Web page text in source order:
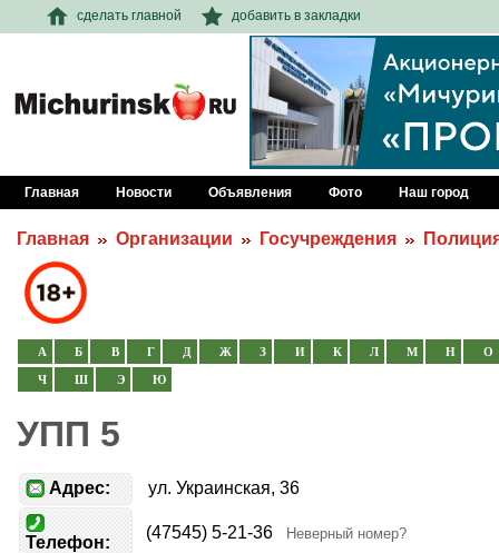
сделать главной добавить в закладки
Главная Новости Объявления Фото Наш город
Главная Организации Госучреждения
А Б В Г Д Ж З И К Л М Н О
Ч Ш Э Ю
УПП 5
Адрес: ул. Украинская, 36
Телефон:
(47545) 5-21-36 Неверный номер?